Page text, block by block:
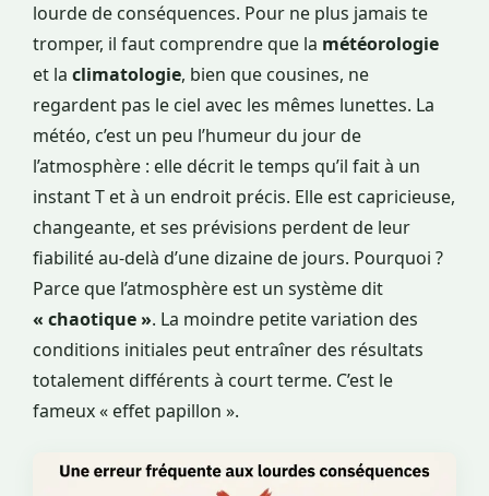
lourde de conséquences. Pour ne plus jamais te
tromper, il faut comprendre que la météorologie
et la climatologie, bien que cousines, ne
regardent pas le ciel avec les mêmes lunettes. La
météo, c’est un peu l’humeur du jour de
l’atmosphère : elle décrit le temps qu’il fait à un
instant T et à un endroit précis. Elle est capricieuse,
changeante, et ses prévisions perdent de leur
fiabilité au-delà d’une dizaine de jours. Pourquoi ?
Parce que l’atmosphère est un système dit
« chaotique ». La moindre petite variation des
conditions initiales peut entraîner des résultats
totalement différents à court terme. C’est le
fameux « effet papillon ».